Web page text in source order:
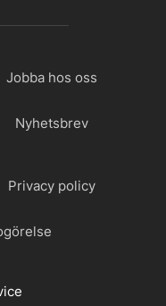
Jobba hos oss
Nyhetsbrev
Privacy policy